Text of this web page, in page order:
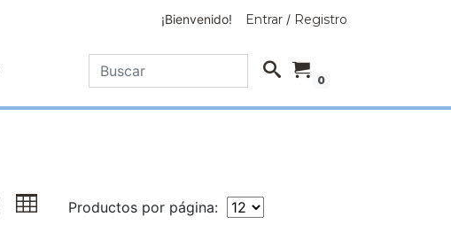
¡Bienvenido! Entrar / Registro
0
Productos por página: